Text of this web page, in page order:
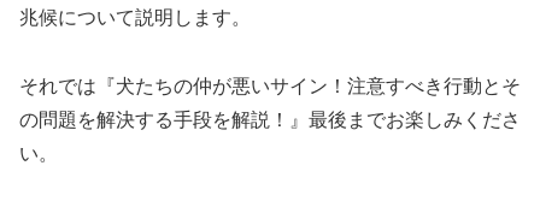
兆候について説明します。
それでは『犬たちの仲が悪いサイン！注意すべき行動とそ
の問題を解決する手段を解説！』最後までお楽しみくださ
い。